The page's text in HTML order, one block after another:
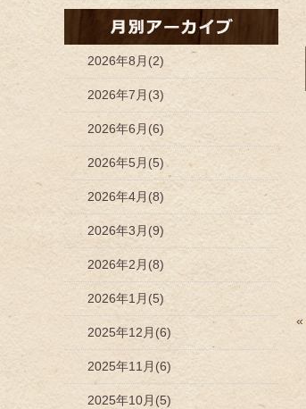
«
2026年8月(2)
2026年7月(3)
2026年6月(6)
2026年5月(5)
2026年4月(8)
2026年3月(9)
2026年2月(8)
2026年1月(5)
2025年12月(6)
2025年11月(6)
2025年10月(5)